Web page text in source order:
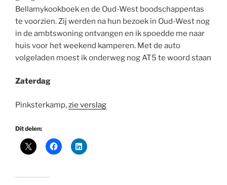
Bellamykookboek en de Oud-West boodschappentas
te voorzien. Zij werden na hun bezoek in Oud-West nog
in de ambtswoning ontvangen en ik spoedde me naar
huis voor het weekend kamperen. Met de auto
volgeladen moest ik onderweg nog AT5 te woord staan
Zaterdag
Pinksterkamp,zie verslag
Dit delen: